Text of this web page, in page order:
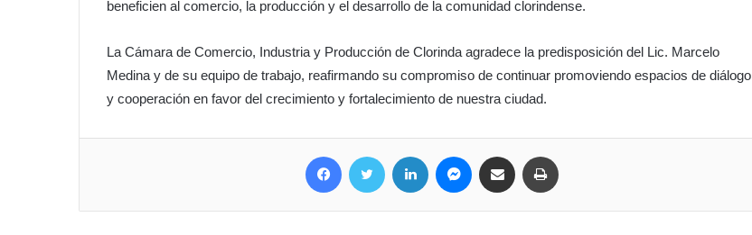
beneficien al comercio, la producción y el desarrollo de la comunidad clorindense.
La Cámara de Comercio, Industria y Producción de Clorinda agradece la predisposición del Lic. Marcelo
Medina y de su equipo de trabajo, reafirmando su compromiso de continuar promoviendo espacios de diálogo
y cooperación en favor del crecimiento y fortalecimiento de nuestra ciudad.